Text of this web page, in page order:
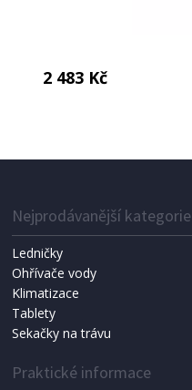
2 483 Kč
Nejprodávanější kategorie
Ledničky
Ohřívače vody
Klimatizace
Tablety
Sekačky na trávu
Praktické informace